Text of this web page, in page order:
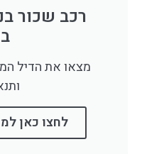
רכב שכור
מצאו את הדיל
לחצו כאן